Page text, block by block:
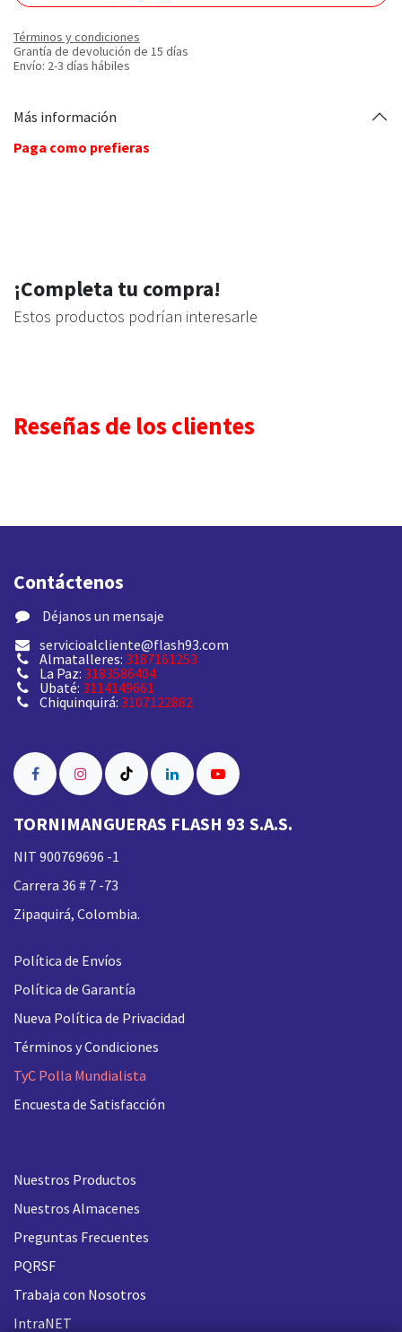
Términos y condiciones
Grantía de devolución de 15 días
Envío: 2-3 días hábiles
Más información
Paga como prefieras
¡Completa tu compra!
Estos productos podrían interesarle
Reseñas de los clientes
Contáctenos
​ Déjanos un mensaje
servicioalcliente@flash93.com
Almatalleres: 3187161253
La Paz: 3183586404
Ubaté: 3114149661
Chiquinquirá: 3107122882
TORNIMANGUERAS FLASH 93 S.A.S.
NIT 900769696 -1
Carrera 36 # 7 -73
Zipaquirá, Colombia.
Política de Envíos
Política de Garantía
Nueva Política de Privacidad
Términos y Condiciones
TyC Polla Mundialista
Encuesta de Satisfacción
Nuestros Productos
Nuestros Almacenes
Preguntas Frecuentes
PQRSF
Trabaja con Nosotros
IntraNET